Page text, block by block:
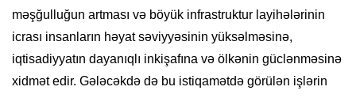
məşğulluğun artması və böyük infrastruktur layihələrinin
icrası insanların həyat səviyyəsinin yüksəlməsinə,
iqtisadiyyatın dayanıqlı inkişafına və ölkənin güclənməsinə
xidmət edir. Gələcəkdə də bu istiqamətdə görülən işlərin